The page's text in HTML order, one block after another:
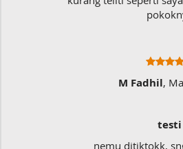
M Fadhil,
testi
nemu ditiktokk,